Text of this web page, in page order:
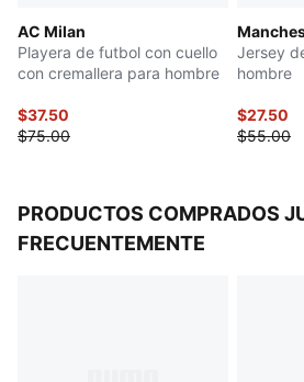
Largo: regular
Lo usan los jugadores durante la
Detalles del Club y PUMA
AC Milan
Playera de futbol con cuello
con cremallera para hombre
$37.50
$75.00
Jersey
hombre
$27.50
$55.00
PRODUCTOS COMPRADOS
FRECUENTEMENTE